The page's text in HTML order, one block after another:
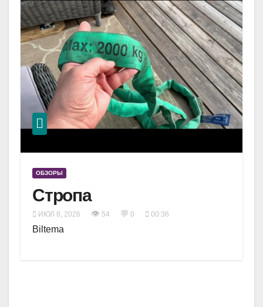
ОБЗОРЫ
Стропа
ИЮЛ 8, 2026 👁 54 💬 0 00:36
Biltema